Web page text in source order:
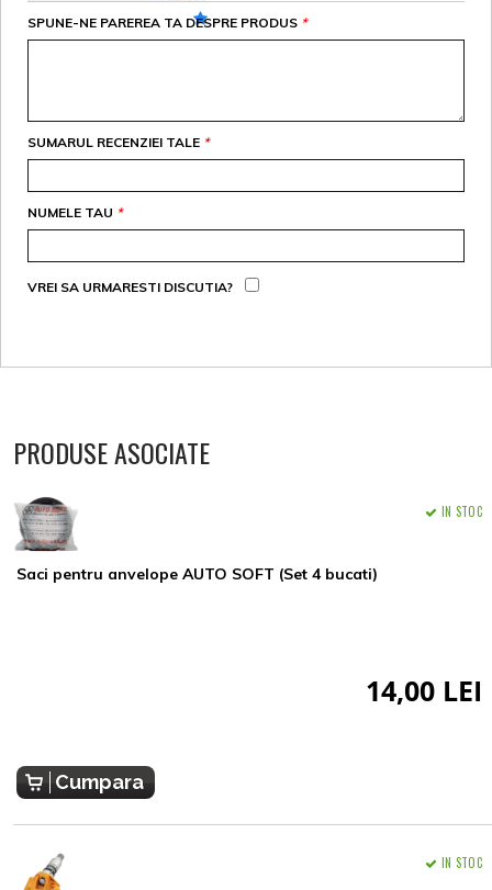
*
SPUNE-NE PAREREA TA DESPRE PRODUS
*
SUMARUL RECENZIEI TALE
*
NUMELE TAU
VREI SA URMARESTI DISCUTIA?
PRODUSE ASOCIATE
Saci pentru anvelope AUTO SOFT (Set 4 bucati)
IN STOC
14,00 LEI
Cumpara
IN STOC